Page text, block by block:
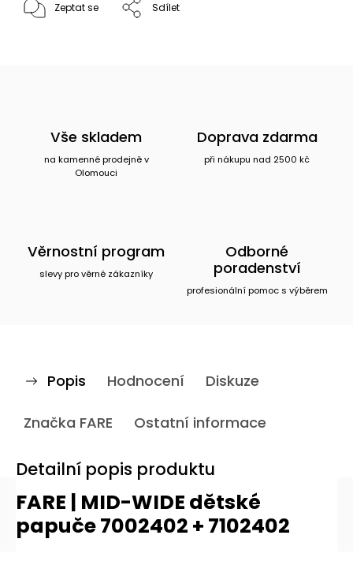
Zeptat se Sdílet
Vše skladem
na kamenné prodejně v
Olomouci
Doprava zdarma
při nákupu nad 2500 kč
Věrnostní program
slevy pro věrné zákazníky
Odborné
poradenství
profesionální pomoc s výběrem
Popis Hodnocení Diskuze
Značka FARE Ostatní informace
Detailní popis produktu
FARE | MID-WIDE dětské
papuče 7002402 + 7102402